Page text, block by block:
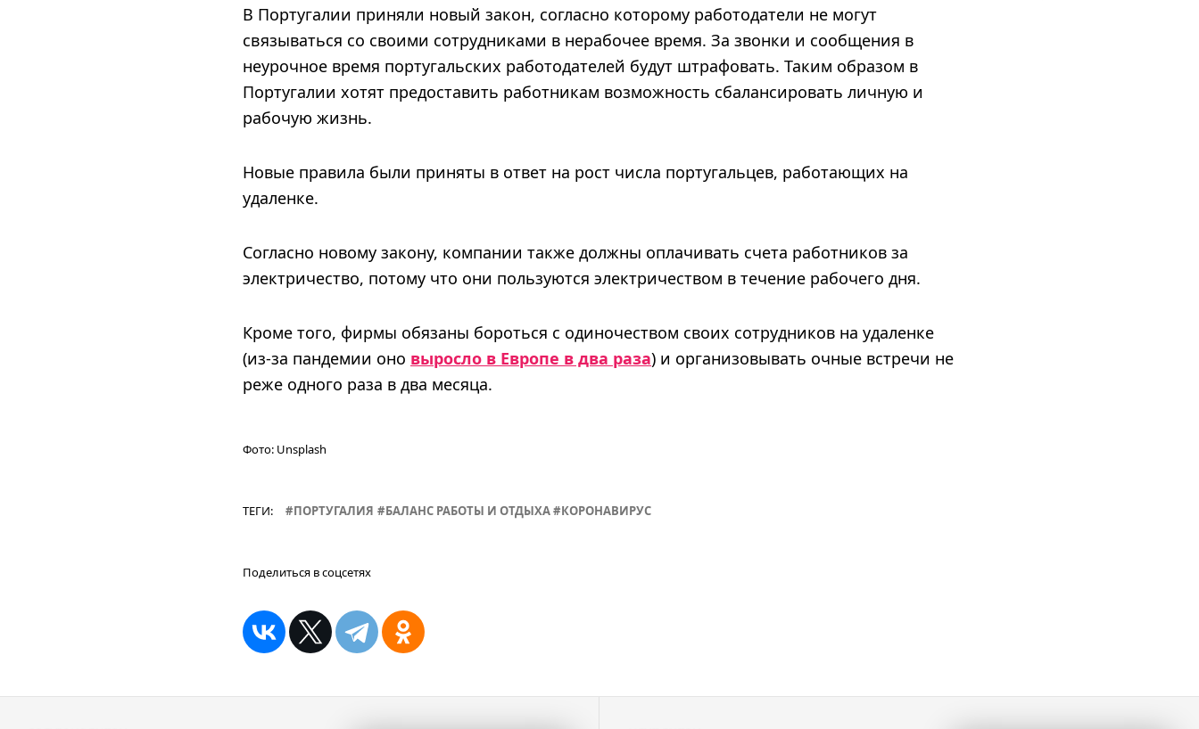
В Португалии приняли новый закон, согласно которому работодатели не могут
связываться со своими сотрудниками в нерабочее время. За звонки и сообщения в
неурочное время португальских работодателей будут штрафовать. Таким образом в
Португалии хотят предоставить работникам возможность сбалансировать личную и
рабочую жизнь.
Новые правила были приняты в ответ на рост числа португальцев, работающих на
удаленке.
Согласно новому закону, компании также должны оплачивать счета работников за
электричество, потому что они пользуются электричеством в течение рабочего дня.
Кроме того, фирмы обязаны бороться с одиночеством своих сотрудников на удаленке
(из-за пандемии оно выросло в Европе в два раза) и организовывать очные встречи не
реже одного раза в два месяца.
Фото: Unsplash
ТЕГИ: ПОРТУГАЛИЯ БАЛАНС РАБОТЫ И ОТДЫХА КОРОНАВИРУС
Поделиться в соцсетях